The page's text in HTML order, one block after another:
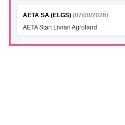
AETA SA (ELGS) (07/08/2026)
AETA Start Livrari Agroland